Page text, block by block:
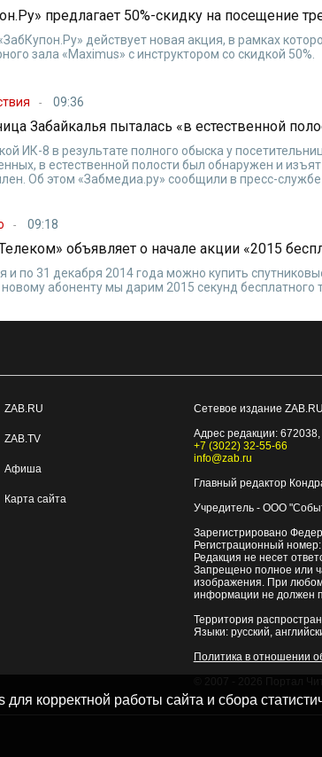
предлагает 50%-скидку на посещение
действует новая акция, в рамках
зала «Maximus» с инструктором со скидкой 50%.
09:36
Забайкалья пыталась «в естественной
ИК-8 в результате полного обыска у
в естественной полости был обнаружен и
Об этом «Забмедиа.ру» сообщили в пресс-
09:18
объявляет о начале акции «2015
и по 31 декабря 2014 года можно купить
абоненту мы дарим 2015 секунд бесплатного
ZAB.RU
ZAB.TV
Афиша
Карта сайта
Сетевое издание ZAB.RU
Адрес редакции: 672038,
+7 (3022) 32-55-66
info@zab.ru
Главный редактор
Учредитель - ООО
Зарегистрировано
Регистрационный
Редакция не несет
Запрещено полное или
изображения. При
информации не должен
Территория
Языки: русский,
Политика в отношении
корректной работы сайта и сбора